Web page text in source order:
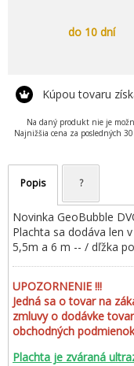
do 10 dní
Kúpou tovaru
Na daný produkt nie je
Najnižšia cena za posledných
Popis ?
Novinka GeoBubble
Plachta sa dodáva len
5,5m a 6 m -- / dľžka
UPOZORNENIE !!!
Jedná sa o tovar na
zmluvy o dodávke
obchodných
Plachta je zváraná